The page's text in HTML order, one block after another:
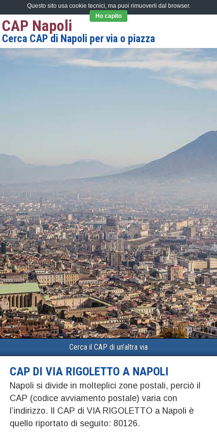
CAP Napoli
Cerca CAP di Napoli per via o piazza
Cerca il CAP di un’altra via
CAP DI VIA RIGOLETTO A NAPOLI
Napoli si divide in molteplici zone postali, perciò il
CAP (codice avviamento postale) varia con
l’indirizzo. Il CAP di VIA RIGOLETTO a Napoli è
quello riportato di seguito: 80126.
Questo sito usa cookie tecnici, ma puoi rimuoverli dal browser.
Ho capito